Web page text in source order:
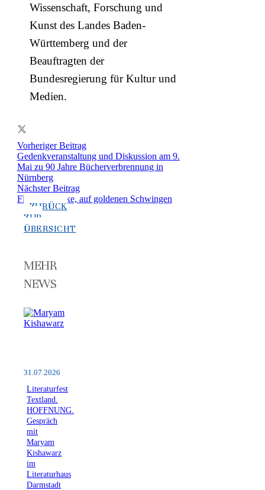
Wissenschaft, Forschung und
Kunst des Landes Baden-
Württemberg und der
Beauftragten der
Bundesregierung für Kultur und
Medien.
Vorheriger Beitrag
Gedenkveranstaltung und Diskussion am 9.
Mai zu 90 Jahre Bücherverbrennung in
Nürnberg
Nächster Beitrag
Flieg, Gedanke, auf goldenen Schwingen
ZURÜCK
ZUR
ÜBERSICHT
MEHR
NEWS
31.07.2026
Literaturfest
Textland.
HOFFNUNG.
Gespräch
mit
Maryam
Kishawarz
im
Literaturhaus
Darmstadt